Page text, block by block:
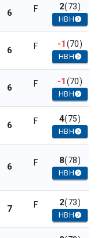
6 F 2(73)
HBH
6 F -1(70)
HBH
6 F -1(70)
HBH
6 F 4(75)
HBH
6 F 8(78)
HBH
7 F 2(73)
HBH